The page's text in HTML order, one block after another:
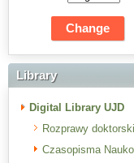
Library
Digital Library UJD
Rozprawy
Czasopisma